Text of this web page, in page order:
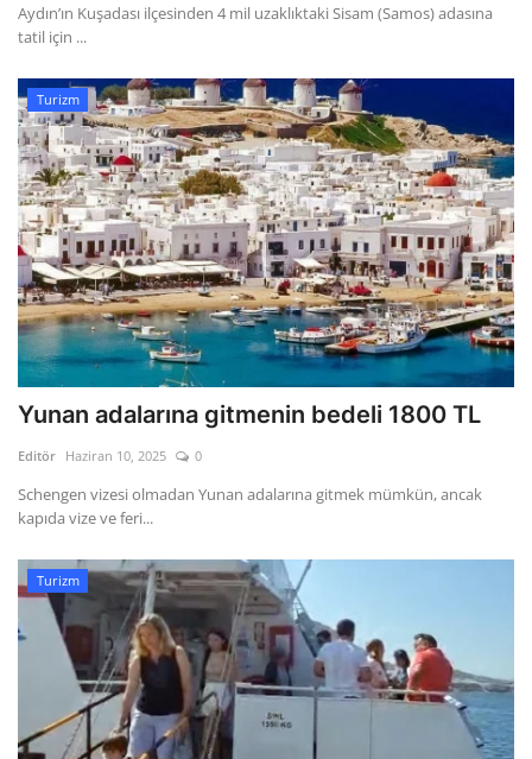
Aydın’ın Kuşadası ilçesinden 4 mil uzaklıktaki Sisam (Samos) adasına
tatil için ...
Turizm
Yunan adalarına gitmenin bedeli 1800 TL
Editör Haziran 10, 2025 0
Schengen vizesi olmadan Yunan adalarına gitmek mümkün, ancak
kapıda vize ve feri...
Turizm